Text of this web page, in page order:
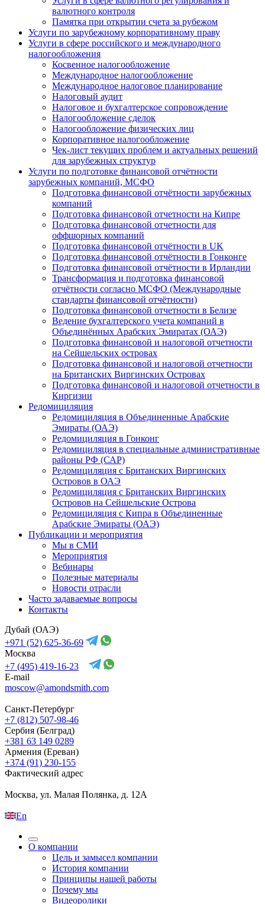
валютного контроля
Памятка при открытии счета за рубежом
Услуги по зарубежному корпоративному праву
Услуги в сфере российского и международного
налогообложения
Косвенное налогообложение
Международное налогообложение
Международное налоговое планирование
Налоговый аудит
Налоговое и бухгалтерское сопровождение
Налогообложение сделок
Налогообложение физических лиц
Корпоративное налогообложение
Чек-лист текущих проблем и актуальных решений
для зарубежных структур
Услуги по подготовке финансовой отчётности
зарубежных компаний, МСФО
Подготовка финансовой отчётности зарубежных
компаний
Подготовка финансовой отчетности на Кипре
Подготовка финансовой отчетности для
оффшорных компаний
Подготовка финансовой отчётности в UK
Подготовка финансовой отчётности в Гонконге
Подготовка финансовой отчётности в Ирландии
Трансформация и подготовка финансовой
отчётности согласно МСФО (Международные
стандарты финансовой отчётности)
Подготовка финансовой отчетности в Белизе
Ведение бухгалтерского учета компаний в
Объединённых Арабских Эмиратах (ОАЭ)
Подготовка финансовой и налоговой отчетности
на Сейшельских островах
Подготовка финансовой и налоговой отчетности
на Британских Виргинских Островах
Подготовка финансовой и налоговой отчетности в
Киргизии
Редомициляция
Редомициляция в Объединенные Арабские
Эмираты (ОАЭ)
Редомициляция в Гонконг
Редомициляция в специальные административные
районы РФ (САР)
Редомициляция с Британских Виргинских
Островов в ОАЭ
Редомициляция с Британских Виргинских
Островов на Сейшельские Острова
Редомициляция с Кипра в Объединенные
Арабские Эмираты (ОАЭ)
Публикации и мероприятия
Мы в СМИ
Мероприятия
Вебинары
Полезные материалы
Новости отрасли
Часто задаваемые вопросы
Контакты
Дубай (ОАЭ)
+971 (52) 625-36-69
Москва
+7 (495) 419-16-23
E-mail
moscow@amondsmith.com
Санкт-Петербург
+7 (812) 507-98-46
Сербия (Белград)
+381 63 149 0289
Армения (Ереван)
+374 (91) 230-155
Фактический адрес
Москва, ул. Малая Полянка, д. 12А
En
О компании
Цель и замысел компании
История компании
Принципы нашей работы
Почему мы
Видеоролики